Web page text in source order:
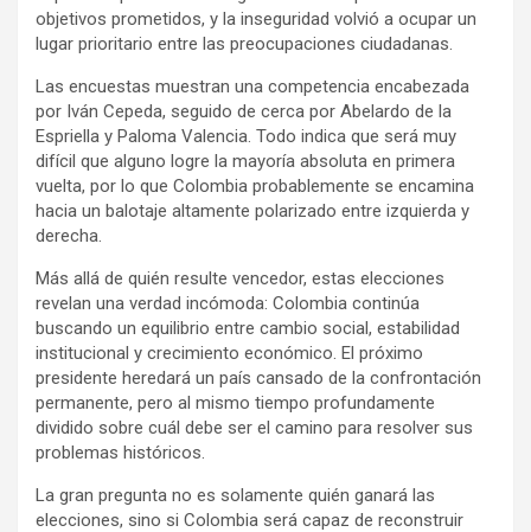
objetivos prometidos, y la inseguridad volvió a ocupar un
lugar prioritario entre las preocupaciones ciudadanas.
Las encuestas muestran una competencia encabezada
por Iván Cepeda, seguido de cerca por Abelardo de la
Espriella y Paloma Valencia. Todo indica que será muy
difícil que alguno logre la mayoría absoluta en primera
vuelta, por lo que Colombia probablemente se encamina
hacia un balotaje altamente polarizado entre izquierda y
derecha.
Más allá de quién resulte vencedor, estas elecciones
revelan una verdad incómoda: Colombia continúa
buscando un equilibrio entre cambio social, estabilidad
institucional y crecimiento económico. El próximo
presidente heredará un país cansado de la confrontación
permanente, pero al mismo tiempo profundamente
dividido sobre cuál debe ser el camino para resolver sus
problemas históricos.
La gran pregunta no es solamente quién ganará las
elecciones, sino si Colombia será capaz de reconstruir